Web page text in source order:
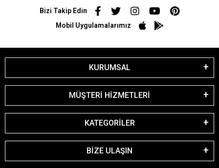
Bizi Takip Edin
Mobil Uygulamalarımız
KURUMSAL
MÜŞTERİ HİZMETLERİ
KATEGORİLER
BİZE ULAŞIN